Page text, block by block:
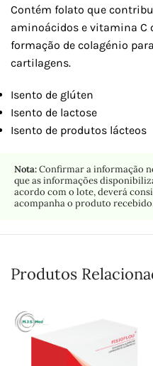
Contém folato que
aminoácidos e vitamina C
formação de colagénio
cartilagens.
Isento de glúten
Isento de lactose
Isento de produtos lácteos
Nota:Confirmar a informação
que as informações
acordo com o lote, deverá
acompanha o produto
Produtos